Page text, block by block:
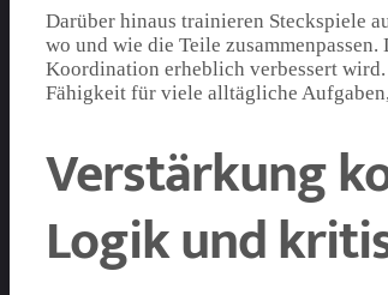
Darüber hinaus trainieren Steckspiele
wo und wie die Teile
Koordination erheblich verbessert
Fähigkeit für viele alltägliche
Verstärkung
Logik und